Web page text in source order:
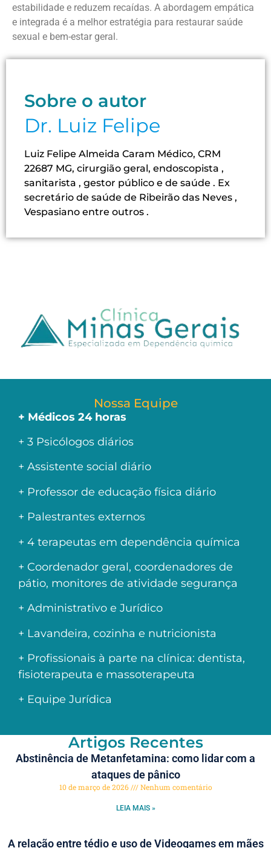
estabilidade e reduzem recaídas. A abordagem empática
e integrada é a melhor estratégia para restaurar saúde
sexual e bem-estar geral.
Sobre o autor
Dr. Luiz Felipe
Luiz Felipe Almeida Caram Médico, CRM
22687 MG, cirurgião geral, endoscopista ,
sanitarista , gestor público e de saúde . Ex
secretário de saúde de Ribeirão das Neves ,
Vespasiano entre outros .
Nossa Equipe
+ Médicos 24 horas
+ 3 Psicólogos diários
+ Assistente social diário
+ Professor de educação física diário
+ Palestrantes externos
+ 4 terapeutas em dependência química
+ Coordenador geral, coordenadores de
pátio, monitores de atividade segurança
+ Administrativo e Jurídico
+ Lavandeira, cozinha e nutricionista
+ Profissionais à parte na clínica: dentista,
fisioterapeuta e massoterapeuta
+ Equipe Jurídica
Artigos Recentes
Abstinência de Metanfetamina: como lidar com a
ataques de pânico
10 de março de 2026 Nenhum comentário
LEIA MAIS »
A relação entre tédio e uso de Videogames em mães